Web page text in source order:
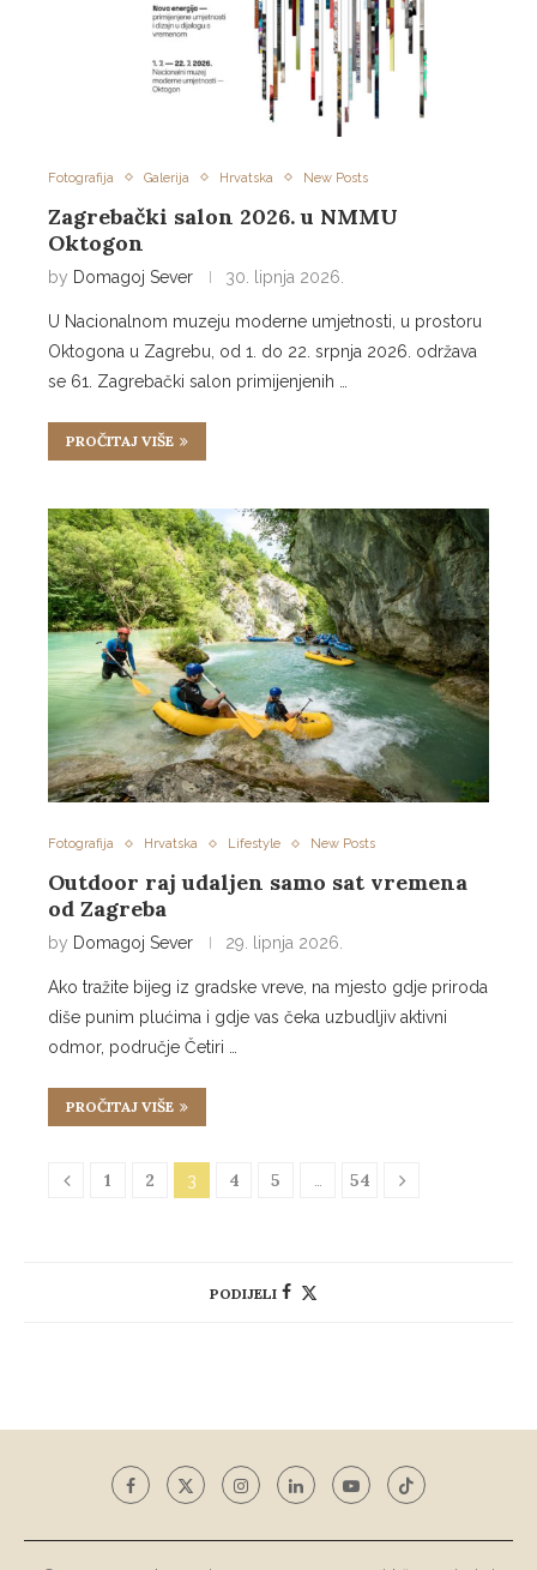
Fotografija Galerija Hrvatska New Posts
Zagrebački salon 2026. u NMMU
Oktogon
by Domagoj Sever 30. lipnja 2026.
U Nacionalnom muzeju moderne umjetnosti, u prostoru
Oktogona u Zagrebu, od 1. do 22. srpnja 2026. održava
se 61. Zagrebački salon primijenjenih …
PROČITAJ VIŠE
Fotografija Hrvatska Lifestyle New Posts
Outdoor raj udaljen samo sat vremena
od Zagreba
by Domagoj Sever 29. lipnja 2026.
Ako tražite bijeg iz gradske vreve, na mjesto gdje priroda
diše punim plućima i gdje vas čeka uzbudljiv aktivni
odmor, područje Četiri …
PROČITAJ VIŠE
1 2 3 4 5 … 54
PODIJELI